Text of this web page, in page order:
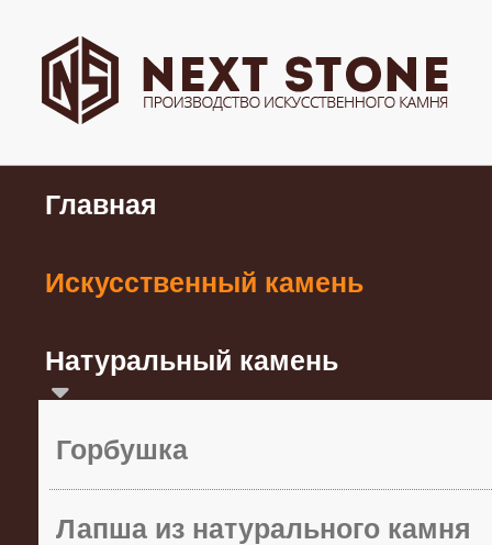
Главная
Искусственный камень
Натуральный камень
Горбушка
Лапша из натурального камня